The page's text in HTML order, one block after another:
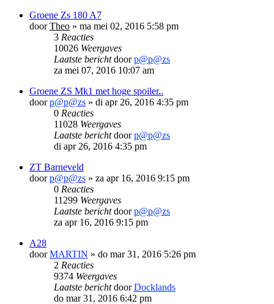
Groene Zs 180 A7
doorTheo » ma mei 02, 2016 5:58 pm
3 Reacties
10026 Weergaves
Laatste berichtdoorp@p@zs
za mei 07, 2016 10:07 am
Groene ZS Mk1 met hoge spoiler..
doorp@p@zs » di apr 26, 2016 4:35 pm
0 Reacties
11028 Weergaves
Laatste berichtdoorp@p@zs
di apr 26, 2016 4:35 pm
ZT Barneveld
doorp@p@zs » za apr 16, 2016 9:15 pm
0 Reacties
11299 Weergaves
Laatste berichtdoorp@p@zs
za apr 16, 2016 9:15 pm
A28
doorMARTIN » do mar 31, 2016 5:26 pm
2 Reacties
9374 Weergaves
Laatste berichtdoorDocklands
do mar 31, 2016 6:42 pm